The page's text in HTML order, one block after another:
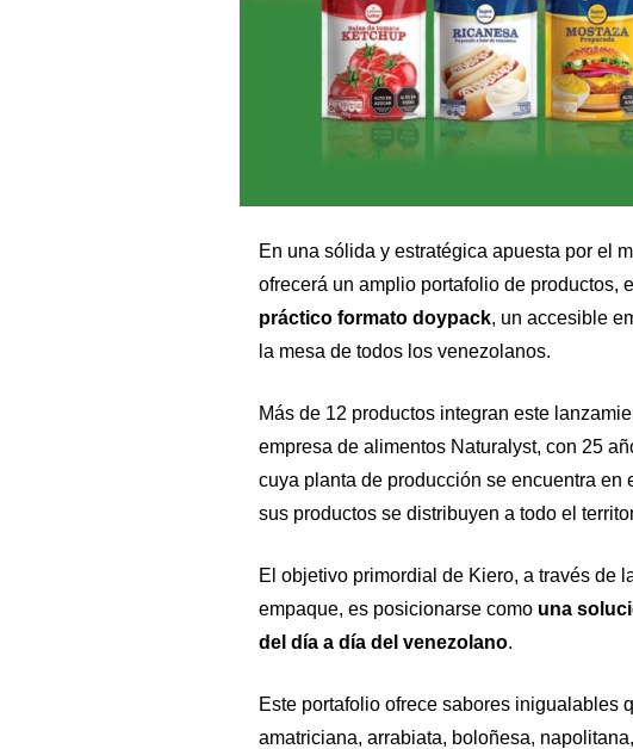
En una sólida y estratégica apuesta por el
ofrecerá un amplio portafolio de productos,
práctico formato doypack, un accesible
la mesa de todos los venezolanos.
Más de 12 productos integran este
empresa de alimentos Naturalyst, con 25
cuya planta de producción se encuentra en
sus productos se distribuyen a todo el
El objetivo primordial de Kiero, a través de
empaque, es posicionarse comouna
del día a día del venezolano.
Este portafolio ofrece sabores inigualables
amatriciana, arrabiata, boloñesa,